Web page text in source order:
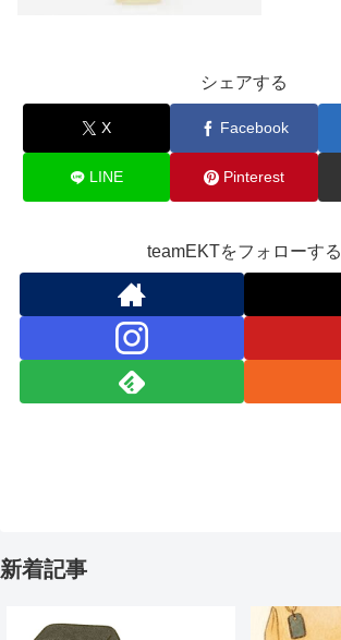
シェアする
X Facebook
LINE Pinterest
teamEKTをフォローする
新着記事